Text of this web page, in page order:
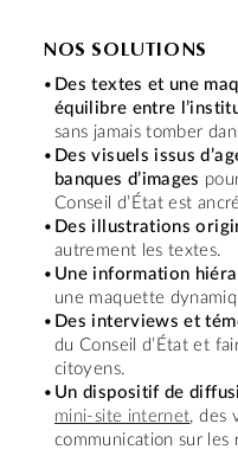
NOS SOLUTIONS
Des textes et une
équilibre entre
sans jamais tomber
Des visuels issus
banques d’images
Conseil d’État est
Des illustrations
autrement les textes.
Une information
une maquette
Des interviews et
du Conseil d’État et
citoyens.
Un dispositif de
mini-site internet, des
communication sur les